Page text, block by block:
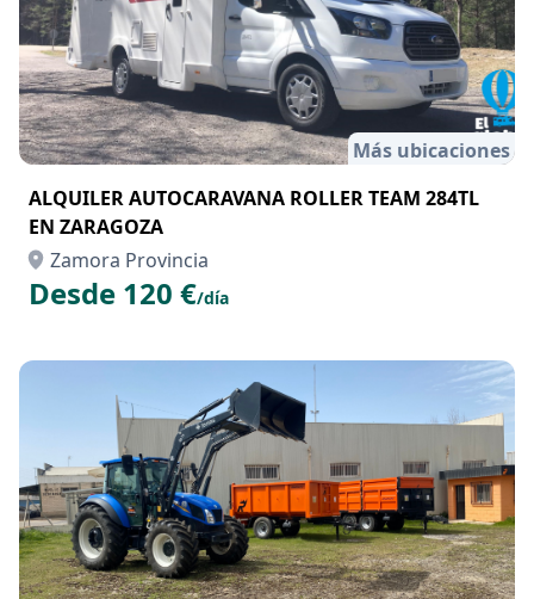
Más ubicaciones
ALQUILER AUTOCARAVANA ROLLER TEAM 284TL
EN ZARAGOZA
Zamora Provincia
Desde 120 €/día